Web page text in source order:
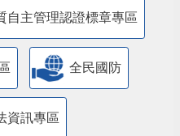
自主管理認證標章專區
全民國防
資訊專區